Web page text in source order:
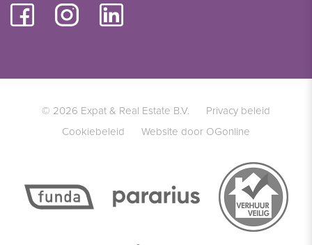
© 2026 Expat & Real Estate B.V.
Privacy beleid
Cookiebeleid
Website door OGonline